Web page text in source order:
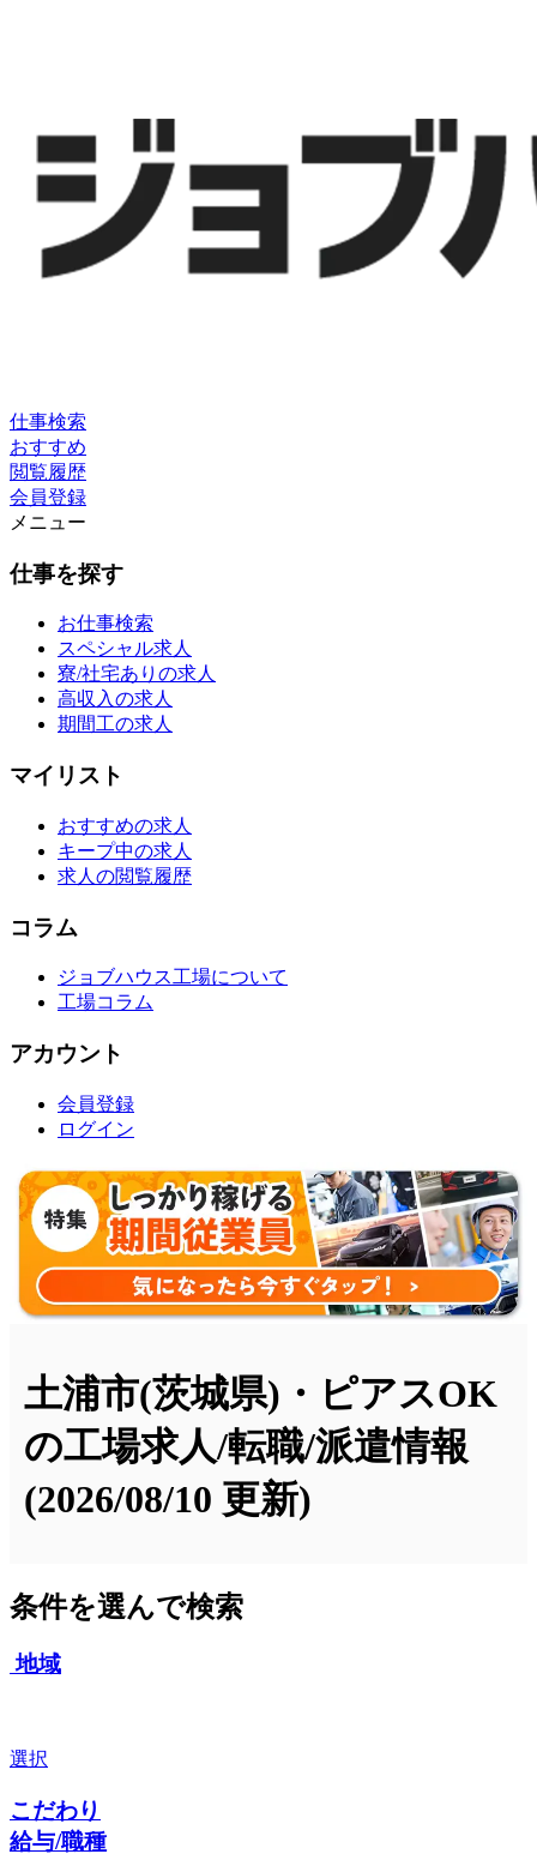
仕事検索
おすすめ
閲覧履歴
会員登録
メニュー
仕事を探す
お仕事検索
スペシャル求人
寮/社宅ありの求人
高収入の求人
期間工の求人
マイリスト
おすすめの求人
キープ中の求人
求人の閲覧履歴
コラム
ジョブハウス工場について
工場コラム
アカウント
会員登録
ログイン
土浦市(茨城県)・ピアスOK
の工場求人/転職/派遣情報
(2026/08/10 更新)
条件を選んで検索
地域
選択
こだわり
給与/職種